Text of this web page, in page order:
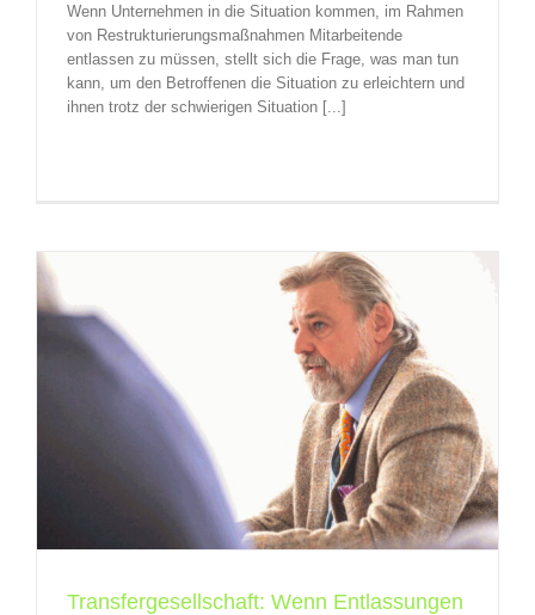
Wenn Unternehmen in die Situation kommen, im Rahmen
von Restrukturierungsmaßnahmen Mitarbeitende
entlassen zu müssen, stellt sich die Frage, was man tun
kann, um den Betroffenen die Situation zu erleichtern und
ihnen trotz der schwierigen Situation [...]
Transfergesellschaft: Wenn Entlassungen